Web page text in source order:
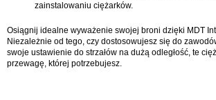
zainstalowaniu ciężarków.
Osiągnij idealne wyważenie swojej broni dzięki MDT
Niezależnie od tego, czy dostosowujesz się do
swoje ustawienie do strzałów na dużą odległość, te
przewagę, której potrzebujesz.